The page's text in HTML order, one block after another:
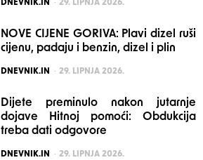
DNEVNIK.IN 29. LIPNJA 2026.
NOVE CIJENE GORIVA: Plavi dizel ruši
cijenu, padaju i benzin, dizel i plin
POSTED
DNEVNIK.IN 29. LIPNJA 2026.
Dijete preminulo nakon jutarnje
dojave Hitnoj pomoći: Obdukcija
treba dati odgovore
POSTED
DNEVNIK.IN 29. LIPNJA 2026.